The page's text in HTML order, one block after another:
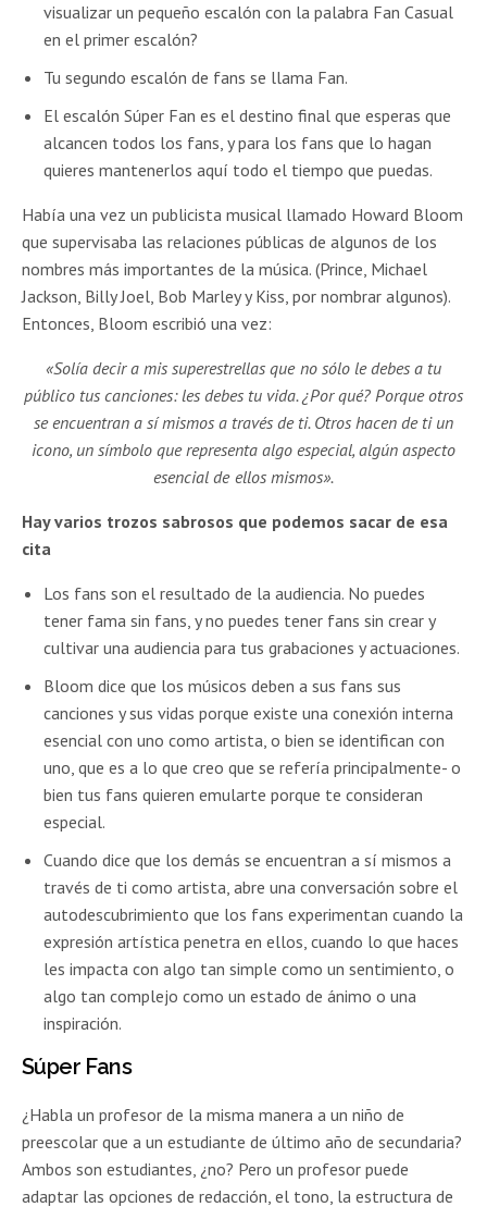
visualizar un pequeño escalón con la palabra Fan Casual
en el primer escalón?
Tu segundo escalón de fans se llama Fan.
El escalón Súper Fan es el destino final que esperas que
alcancen todos los fans, y para los fans que lo hagan
quieres mantenerlos aquí todo el tiempo que puedas.
Había una vez un publicista musical llamado Howard Bloom
que supervisaba las relaciones públicas de algunos de los
nombres más importantes de la música. (Prince, Michael
Jackson, Billy Joel, Bob Marley y Kiss, por nombrar algunos).
Entonces, Bloom escribió una vez:
«Solía decir a mis superestrellas que no sólo le debes a tu
público tus canciones: les debes tu vida. ¿Por qué? Porque otros
se encuentran a sí mismos a través de ti. Otros hacen de ti un
icono, un símbolo que representa algo especial, algún aspecto
esencial de ellos mismos».
Hay varios trozos sabrosos que podemos sacar de esa
cita
Los fans son el resultado de la audiencia. No puedes
tener fama sin fans, y no puedes tener fans sin crear y
cultivar una audiencia para tus grabaciones y actuaciones.
Bloom dice que los músicos deben a sus fans sus
canciones y sus vidas porque existe una conexión interna
esencial con uno como artista, o bien se identifican con
uno, que es a lo que creo que se refería principalmente- o
bien tus fans quieren emularte porque te consideran
especial.
Cuando dice que los demás se encuentran a sí mismos a
través de ti como artista, abre una conversación sobre el
autodescubrimiento que los fans experimentan cuando la
expresión artística penetra en ellos, cuando lo que haces
les impacta con algo tan simple como un sentimiento, o
algo tan complejo como un estado de ánimo o una
inspiración.
Súper Fans
¿Habla un profesor de la misma manera a un niño de
preescolar que a un estudiante de último año de secundaria?
Ambos son estudiantes, ¿no? Pero un profesor puede
adaptar las opciones de redacción, el tono, la estructura de